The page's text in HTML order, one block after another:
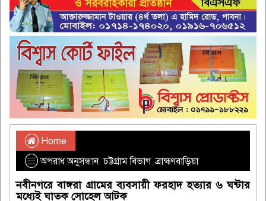
Home
অপরাধ অনুসন্ধান,চট্টগ্রাম বিভাগ,ব্রাহ্মণবাড়িয়া
নবীনগরে বাঙ্গরা গ্রামের ব্যবসায়ী ফরহাদ হত্যার ৬ ঘন্টার
মধ্যেই ঘাতক সোহেল আটক